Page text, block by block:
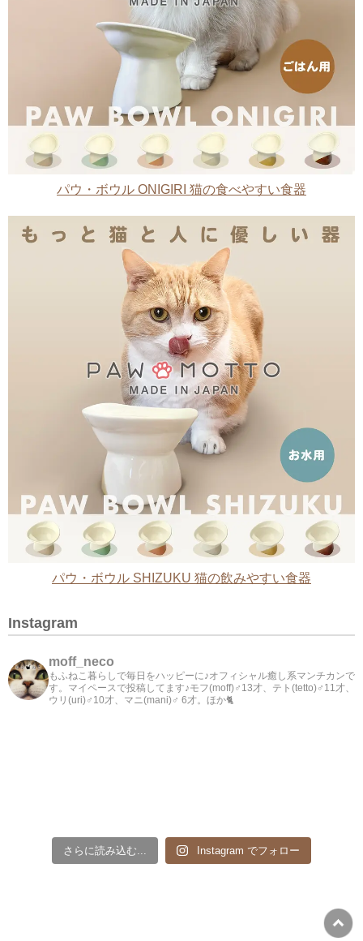
パウ・ボウル ONIGIRI 猫の食べやすい食器
パウ・ボウル SHIZUKU 猫の飲みやすい食器
Instagram
moff_neco
もふねこ暮らしで毎日をハッピーに♪オフィシャル癒し系マンチカンで
す。マイペースで投稿してます♪モフ(moff)♂13才、テト(tetto)♂11才、
ウリ(uri)♂10才、マニ(mani)♂ 6才。ほか🐈
さらに読み込む... Instagram でフォロー